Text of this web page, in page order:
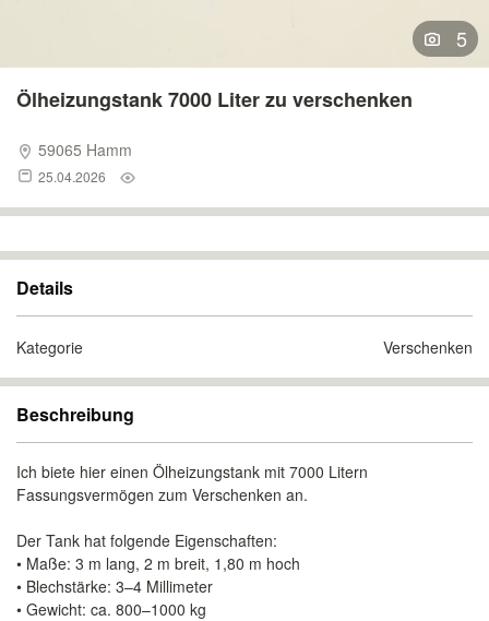
5
Ölheizungstank 7000 Liter zu verschenken
59065 Hamm
25.04.2026
Details
Kategorie Verschenken
Beschreibung
Ich biete hier einen Ölheizungstank mit 7000 Litern
Fassungsvermögen zum Verschenken an.
Der Tank hat folgende Eigenschaften:
• Maße: 3 m lang, 2 m breit, 1,80 m hoch
• Blechstärke: 3–4 Millimeter
• Gewicht: ca. 800–1000 kg